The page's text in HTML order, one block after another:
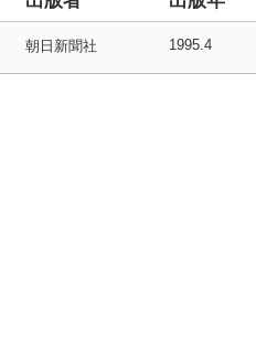
朝日新聞社 1995.4